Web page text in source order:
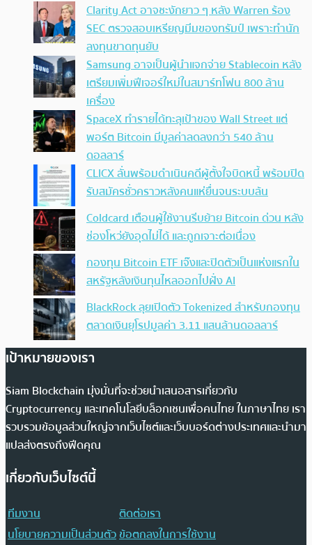
Clarity Act อาจชะงักยาว ๆ หลัง Warren ร้อง
SEC ตรวจสอบเหรียญมีมของทรัมป์ เพราะทำนัก
ลงทุนขาดทุนยับ
Samsung อาจเป็นผู้นำแจกจ่าย Stablecoin หลัง
เตรียมเพิ่มฟีเจอร์ใหม่ในสมาร์ทโฟน 800 ล้าน
เครื่อง
SpaceX ทำรายได้ทะลุเป้าของ Wall Street แต่
พอร์ต Bitcoin มีมูลค่าลดลงกว่า 540 ล้าน
ดอลลาร์
CLICX ลั่นพร้อมดำเนินคดีผู้ตั้งใจบิดหนี้ พร้อมปิด
รับสมัครชั่วคราวหลังคนแห่ยื่นจนระบบล้น
Coldcard เตือนผู้ใช้งานรีบย้าย Bitcoin ด่วน หลัง
ช่องโหว่ยังอุดไม่ได้ และถูกเจาะต่อเนื่อง
กองทุน Bitcoin ETF เจ๊งและปิดตัวเป็นแห่งแรกใน
สหรัฐหลังเงินทุนไหลออกไปฝั่ง AI
BlackRock ลุยเปิดตัว Tokenized สำหรับกองทุน
ตลาดเงินยุโรปมูลค่า 3.11 แสนล้านดอลลาร์
เป้าหมายของเรา
Siam Blockchain มุ่งมั่นที่จะช่วยนำเสนอสารเกี่ยวกับ
Cryptocurrency และเทคโนโลยีบล็อกเชนเพื่อคนไทย ในภาษาไทย เรา
รวบรวมข้อมูลส่วนใหญ่จากเว็บไซต์และเว็บบอร์ดต่างประเทศและนำมา
แปลส่งตรงถึงฟีดคุณ
เกี่ยวกับเว็บไซต์นี้
ทีมงาน
ติดต่อเรา
นโยบายความเป็นส่วนตัวข้อตกลงในการใช้งาน